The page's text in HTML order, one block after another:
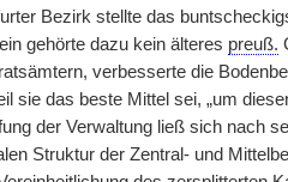
Bezirk stellte das
gehörte dazu kein älteres preuß.
verbesserte die
sie das beste Mittel sei, „um
der Verwaltung ließ sich nach
Struktur der Zentral- und